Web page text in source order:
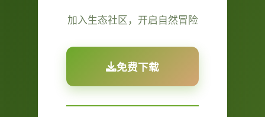
加入生态社区，开启自然冒险
免费下载